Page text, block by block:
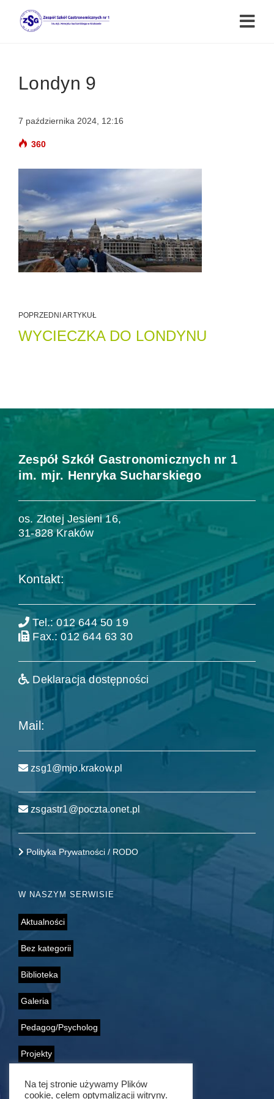
Londyn 9
7 października 2024, 12:16
360
POPRZEDNI ARTYKUŁ
WYCIECZKA DO LONDYNU
Zespół Szkół Gastronomicznych nr 1
im. mjr. Henryka Sucharskiego
os. Złotej Jesieni 16,
31-828 Kraków
Kontakt:
Tel.: 012 644 50 19
Fax.: 012 644 63 30
Deklaracja dostępności
Mail:
zsg1@mjo.krakow.pl
zsgastr1@poczta.onet.pl
Polityka Prywatności / RODO
W NASZYM SERWISIE
Aktualności
Bez kategorii
Biblioteka
Galeria
Pedagog/Psycholog
Projekty
Samorząd Uczniowski
Na tej stronie używamy Plików
cookie, celem optymalizacji witryny.